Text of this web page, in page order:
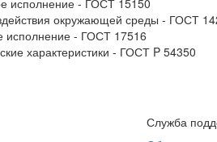
окружающей среды - ГОСТ
исполнение - ГОСТ 17516
характеристики - ГОСТ P 54350
Служба